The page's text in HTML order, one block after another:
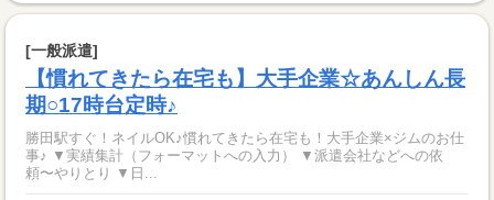
[一般派遣]
【慣れてきたら在宅も】大手企業☆あんしん長
期○17時台定時♪
勝田駅すぐ！ネイルOK♪慣れてきたら在宅も！大手企業×ジムのお仕
事♪ ▼実績集計（フォーマットへの入力） ▼派遣会社などへの依
頼〜やりとり ▼日...